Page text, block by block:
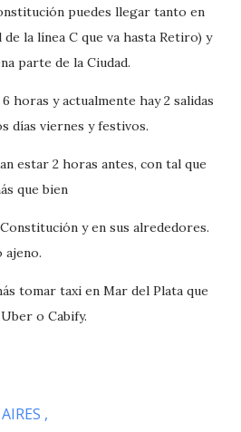
puedes llegar tanto en
la línea C que va hasta Retiro) y
parte de la Ciudad.
horas y actualmente hay 2 salidas
días viernes y festivos.
estar 2 horas antes, con tal que
que bien
y en sus alrededores.
ajeno.
tomar taxi en Mar del Plata que
o Cabify.